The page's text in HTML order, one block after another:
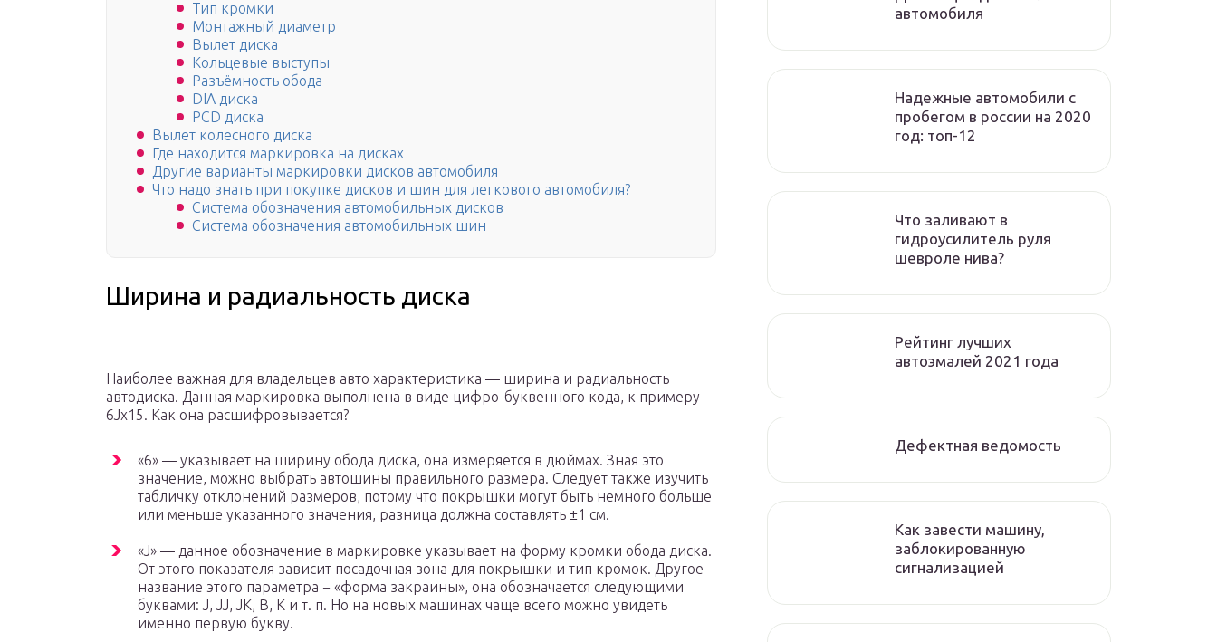
Тип кромки
Монтажный диаметр
Вылет диска
Кольцевые выступы
Разъёмность обода
DIA диска
PCD диска
Вылет колесного диска
Где находится маркировка на дисках
Другие варианты маркировки дисков автомобиля
Что надо знать при покупке дисков и шин для легкового автомобиля?
Система обозначения автомобильных дисков
Система обозначения автомобильных шин
Ширина и радиальность диска
Наиболее важная для владельцев авто характеристика — ширина и радиальность
автодиска. Данная маркировка выполнена в виде цифро-буквенного кода, к примеру
6Jx15. Как она расшифровывается?
«6» — указывает на ширину обода диска, она измеряется в дюймах. Зная это
значение, можно выбрать автошины правильного размера. Следует также изучить
табличку отклонений размеров, потому что покрышки могут быть немного больше
или меньше указанного значения, разница должна составлять ±1 см.
«J» — данное обозначение в маркировке указывает на форму кромки обода диска.
От этого показателя зависит посадочная зона для покрышки и тип кромок. Другое
название этого параметра − «форма закраины», она обозначается следующими
буквами: J, JJ, JK, B, K и т. п. Но на новых машинах чаще всего можно увидеть
именно первую букву.
автомобиля
Надежные автомобили с
пробегом в россии на 2020
год: топ-12
Что заливают в
гидроусилитель руля
шевроле нива?
Рейтинг лучших
автоэмалей 2021 года
Дефектная ведомость
Как завести машину,
заблокированную
сигнализацией